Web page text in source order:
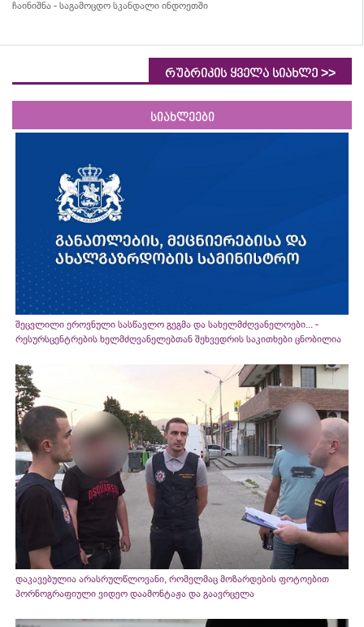
ჩაინიშნა - საგამოცდო სკანდალი ინდოეთში
რუბრიკის ყველა სიახლე >>
სიახლეები
შეცვლილი ეროვნული სასწავლო გეგმა და სახელმძღვანელოები... -
რესურსცენტრების ხელმძღვანელებთან შეხვედრის საკითხები ცნობილია
დაკავებულია არასრულწლოვანი, რომელმაც მოზარდების ფოტოებით
პორნოგრაფიული ვიდეო დაამონტაჟა და გაავრცელა